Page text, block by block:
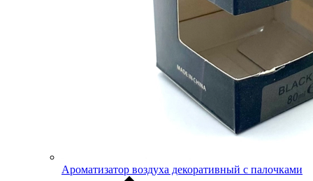
Ароматизатор воздуха декоративный с палочками